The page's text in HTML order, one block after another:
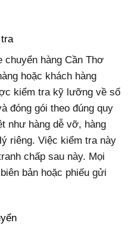
chuyển hàng Cần Thơ
hoặc khách hàng
kiểm tra kỹ lưỡng về số
đóng gói theo đúng quy
như hàng dễ vỡ, hàng
riêng. Việc kiểm tra này
chấp sau này. Mọi
bản hoặc phiếu gửi